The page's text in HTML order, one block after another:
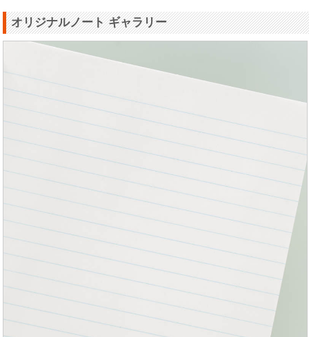
オリジナルノート ギャラリー